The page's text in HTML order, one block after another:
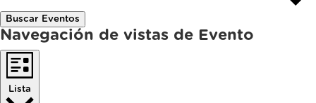
Buscar Eventos
Navegación de vistas de Evento
Lista